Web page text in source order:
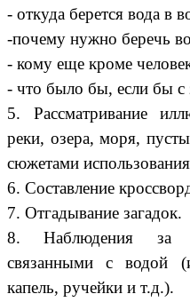
- откуда берется вода в
-почему нужно беречь
- кому еще кроме
- что было бы, если бы с
5. Рассматривание
реки, озера, моря,
сюжетами
6. Составление
7. Отгадывание загадок.
8. Наблюдения за
связанными с водой
капель, ручейки и т.д.).